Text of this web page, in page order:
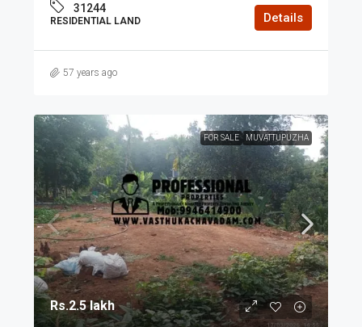
31244
RESIDENTIAL LAND Details
57 years ago
FOR SALE MUVATTUPUZHA
Rs.2.5 lakh